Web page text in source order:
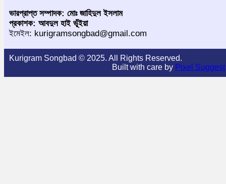
ভারপ্রাপ্ত সম্পাদক: মোঃ জাহিদুল ইসলাম
প্রকাশক: আবদুল হাই ভূঁইয়া
ইমেইল: kurigramsongbad@gmail.com
Kurigram Songbad © 2025. All Rights Reserved.
Built with care by Pixel Suggest